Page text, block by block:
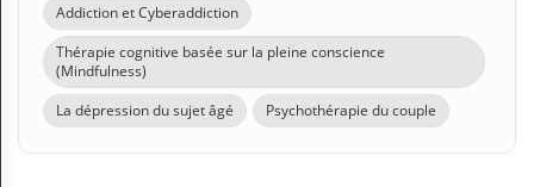
Addiction et Cyberaddiction
Thérapie cognitive basée sur la pleine conscience
(Mindfulness)
La dépression du sujet âgé
Psychothérapie du couple